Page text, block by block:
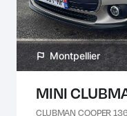
Montpellier
MINI
CLUBMAN COOPER